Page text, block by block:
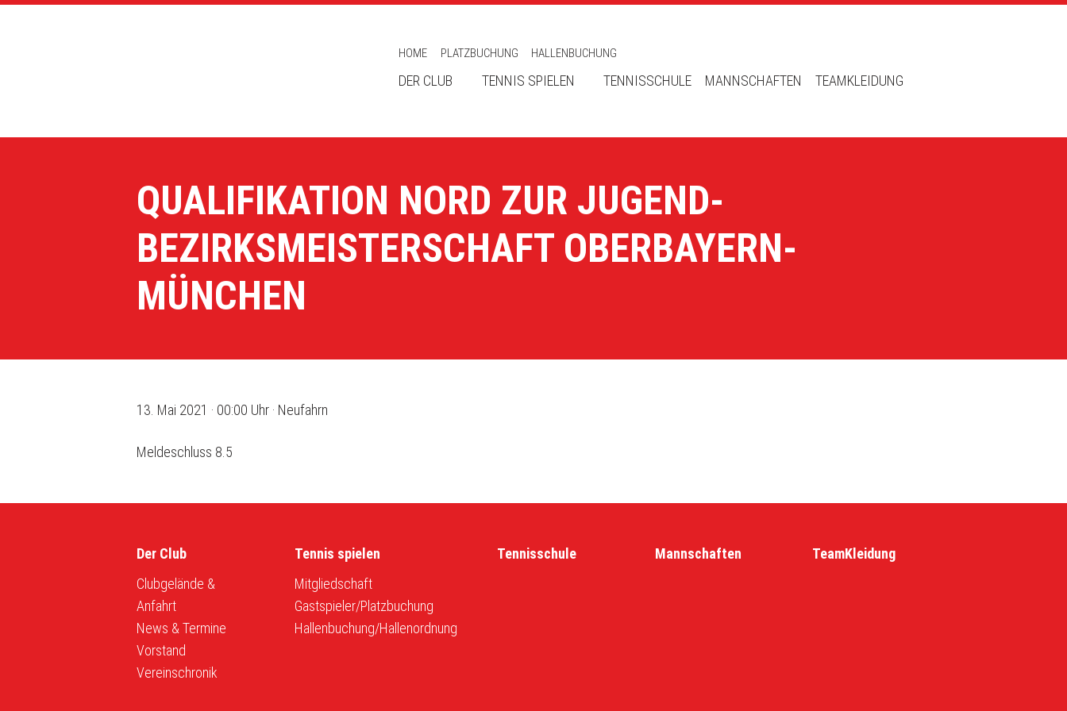
HOME PLATZBUCHUNG HALLENBUCHUNG
DER CLUB TENNIS SPIELEN TENNISSCHULE MANNSCHAFTEN TEAMKLEIDUNG
QUALIFIKATION NORD ZUR JUGEND-
BEZIRKSMEISTERSCHAFT OBERBAYERN-
MÜNCHEN
13. Mai 2021 · 00:00 Uhr · Neufahrn
Meldeschluss 8.5
Der Club
Clubgelände &
Anfahrt
News & Termine
Vorstand
Vereinschronik
Tennis spielen
Mitgliedschaft
Gastspieler/Platzbuchung
Hallenbuchung/Hallenordnung
Tennisschule Mannschaften TeamKleidung